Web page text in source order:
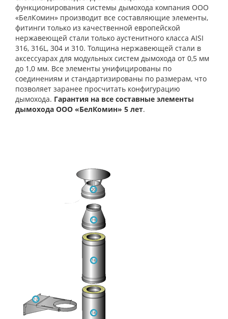
функционирования системы дымохода компания ООО
«БелКомин» производит все составляющие элементы,
фитинги только из качественной европейской
нержавеющей стали только аустенитного класса AISI
316, 316L, 304 и 310. Толщина нержавеющей стали в
аксессуарах для модульных систем дымохода от 0,5 мм
до 1,0 мм. Все элементы унифицированы по
соединениям и стандартизированы по размерам, что
позволяет заранее просчитать конфигурацию
дымохода. Гарантия на все составные элементы
дымохода ООО «БелКомин» 5 лет.